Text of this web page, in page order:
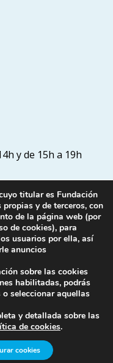
y de 15h a 19h
Todos los
titular es Fundación
y de terceros, con
de la página web (por
de cookies), para
usuarios por ella, así
anuncios
sobre las cookies
habilitadas, podrás
seleccionar aquellas
y detallada sobre las
de cookies.
cookies